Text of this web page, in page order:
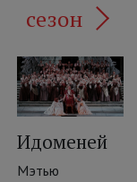
сезон
Идоменей
Мэтью